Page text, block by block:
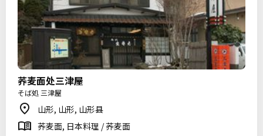
荞麦面处三津屋
そば処 三津屋
山形, 山形, 山形县
荞麦面, 日本料理 / 荞麦面